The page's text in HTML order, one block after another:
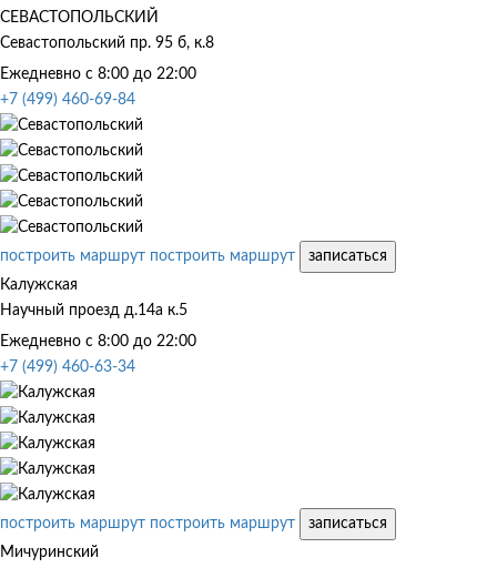
СЕВАСТОПОЛЬСКИЙ
Севастопольский пр. 95 б, к.8
Ежедневно с 8:00 до 22:00
+7 (499) 460-69-84
построить маршрут построить маршрут
записаться
Калужская
Научный проезд д.14а к.5
Ежедневно с 8:00 до 22:00
+7 (499) 460-63-34
построить маршрут построить маршрут
записаться
Мичуринский